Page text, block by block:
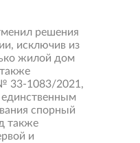
решения
исключив из
жилой дом
33-1083/2021,
единственным
спорный
также
и